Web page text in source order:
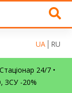
UA RU
24/7 •
ЗСУ -20%